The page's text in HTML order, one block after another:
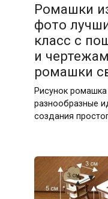
Ромашки
фото
класс с
и
ромашки
Рисунок
разнообразные
создания